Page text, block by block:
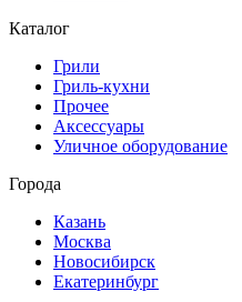
Каталог
Грили
Гриль-кухни
Прочее
Аксессуары
Уличное оборудование
Города
Казань
Москва
Новосибирск
Екатеринбург